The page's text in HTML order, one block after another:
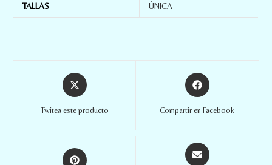
TALLAS ÚNICA
Twitea este producto Compartir en Facebook